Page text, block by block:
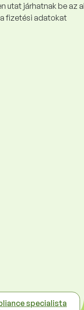
utat járhatnak be az
fizetési adatokat
specialista